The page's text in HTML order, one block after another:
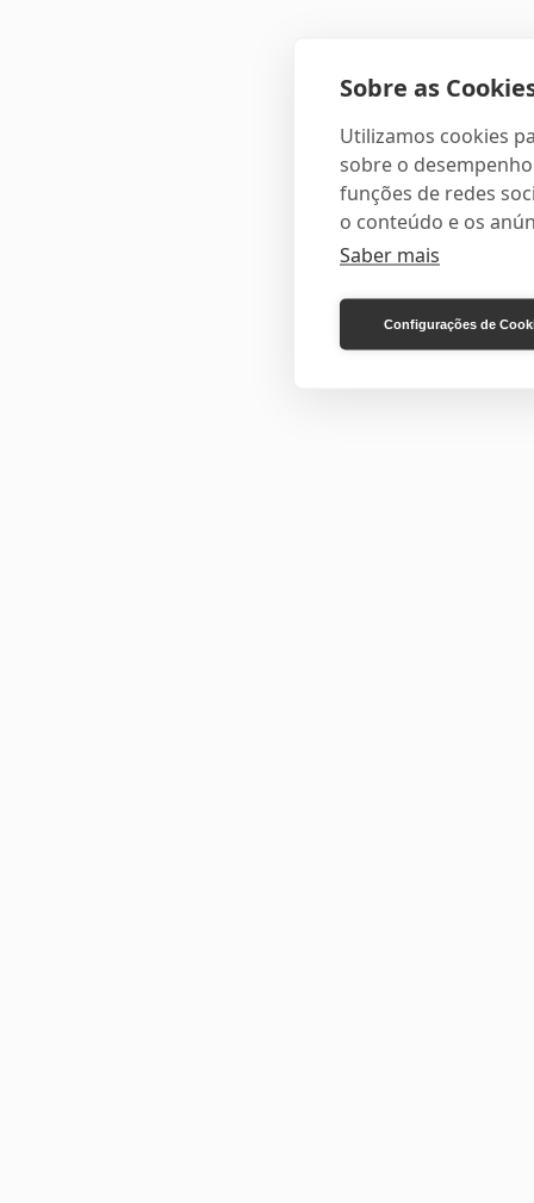
Sobre as
Utilizamos cookies
sobre o
funções de redes
o conteúdo e os
Saber mais
Configurações de